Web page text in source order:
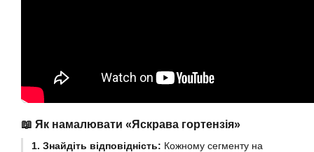
📖 Як намалювати «Яскрава гортензія»
1. Знайдіть відповідність: Кожному сегменту на